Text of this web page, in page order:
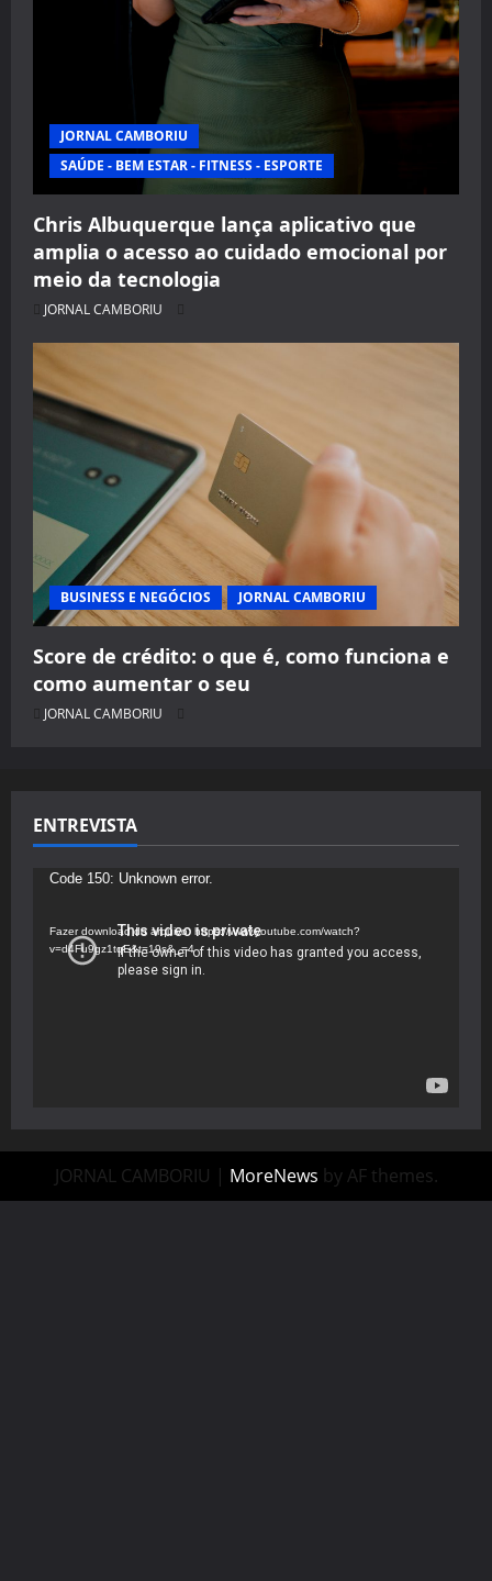
JORNAL CAMBORIU
SAÚDE - BEM ESTAR - FITNESS - ESPORTE
Chris Albuquerque lança aplicativo que
amplia o acesso ao cuidado emocional por
meio da tecnologia
JORNAL CAMBORIU
BUSINESS E NEGÓCIOS JORNAL CAMBORIU
Score de crédito: o que é, como funciona e
como aumentar o seu
JORNAL CAMBORIU
ENTREVISTA
Tocador
vídeo
Code 150: Unknown error.
Fazer download do arquivo: https://www.youtube.com/watch?
v=d4Fu9gz1tqE&t=19s&_=4
JORNAL CAMBORIU | MoreNews by AF themes.